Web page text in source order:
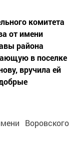
комитета
от имени
района
в поселке
вручила ей
Воровского